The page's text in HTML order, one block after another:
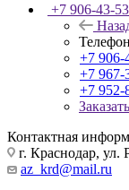
+7 906-43-
+7 906-
+7 967-
+7 952-
Контактная
г. Краснодар, ул.
az_krd@mail.ru